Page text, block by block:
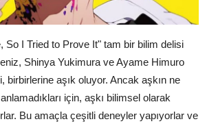
So I Tried to Prove It" tam bir bilim delisi
Shinya Yukimura ve Ayame Himuro
birbirlerine aşık oluyor. Ancak aşkın ne
için, aşkı bilimsel olarak
Bu amaçla çeşitli deneyler yapıyorlar ve